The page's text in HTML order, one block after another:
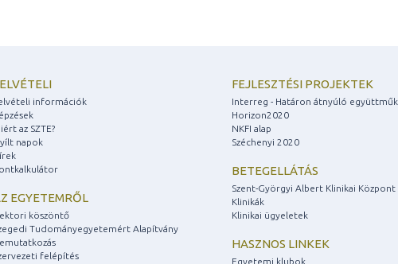
információk
az SZTE?
napok
EGYETEMRŐL
köszöntő
Tudományegyetemért Alapítvány
felépítés
FEJLESZTÉSI PROJEKTEK
Interreg - Határon átnyúló
Horizon2020
NKFI alap
Széchenyi 2020
BETEGELLÁTÁS
Szent-Györgyi Albert Klinikai Központ
Klinikák
Klinikai ügyeletek
HASZNOS LINKEK
Egyetemi klubok